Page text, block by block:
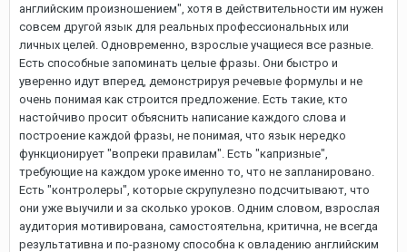
английским произношением", хотя в действительности им нужен
совсем другой язык для реальных профессиональных или
личных целей. Одновременно, взрослые учащиеся все разные.
Есть способные запоминать целые фразы. Они быстро и
уверенно идут вперед, демонстрируя речевые формулы и не
очень понимая как строится предложение. Есть такие, кто
настойчиво просит объяснить написание каждого слова и
построение каждой фразы, не понимая, что язык нередко
функционирует "вопреки правилам". Есть "капризные",
требующие на каждом уроке именно то, что не запланировано.
Есть "контролеры", которые скрупулезно подсчитывают, что
они уже выучили и за сколько уроков. Одним словом, взрослая
аудитория мотивирована, самостоятельна, критична, не всегда
результативна и по-разному способна к овладению английским